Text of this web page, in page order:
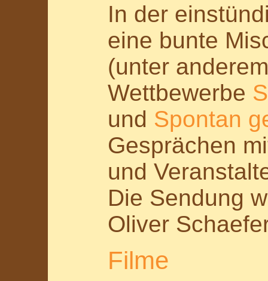
In der
eine bunte
(unter
Wettbewerbe
und Spontan
Gesprächen
und
Die Sendung
Oliver
Filme